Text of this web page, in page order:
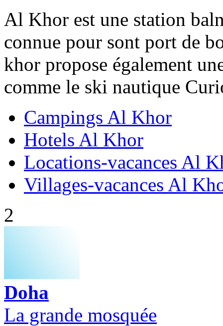
Al Khor est une station
connue pour sont port de
khor propose également
comme le ski nautique
Campings Al Khor
Hotels Al Khor
Locations-vacances Al
Villages-vacances Al
2
Doha
La grande mosquée